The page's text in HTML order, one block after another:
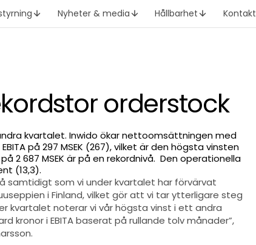
Nyheter & media Hållbarhet Kontakt
orderstock
kvartalet. Inwido ökar nettoomsättningen med
på 297 MSEK (267), vilket är den högsta vinsten
2 687 MSEK är på en rekordnivå. Den operationella
(13,3).
samtidigt som vi under kvartalet har förvärvat
i Finland, vilket gör att vi tar ytterligare steg
kvartalet noterar vi vår högsta vinst i ett andra
kronor i EBITA baserat på rullande tolv månader”,